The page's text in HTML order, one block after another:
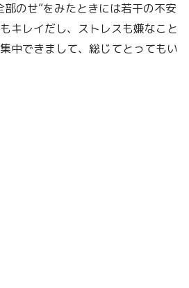
のせ”をみたときには若干の不安
キレイだし、ストレスも嫌なこと
中できまして、総じてとってもい